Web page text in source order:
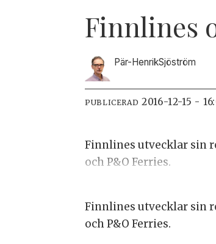
Finnlines
Pär-HenrikSjöström
PUBLICERAD 2016-12-15 -
Finnlines utvecklar sin
och P&O Ferries.
Finnlines utvecklar sin
och P&O Ferries.